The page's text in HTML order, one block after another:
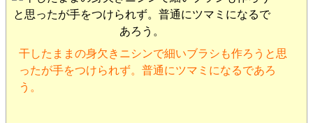
干したままの身欠きニシンで細いブラシも作ろうと思
ったが手をつけられず。普通にツマミになるであろ
う。